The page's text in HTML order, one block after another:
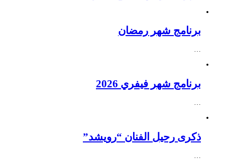
برنامج شهر رمضان
…
برنامج شهر فيفري 2026
…
ذكرى رحيل الفنان “رويشد”
…